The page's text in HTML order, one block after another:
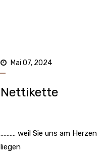
Mai 07, 2024
Nettikette
………. weil Sie uns am Herzen
liegen